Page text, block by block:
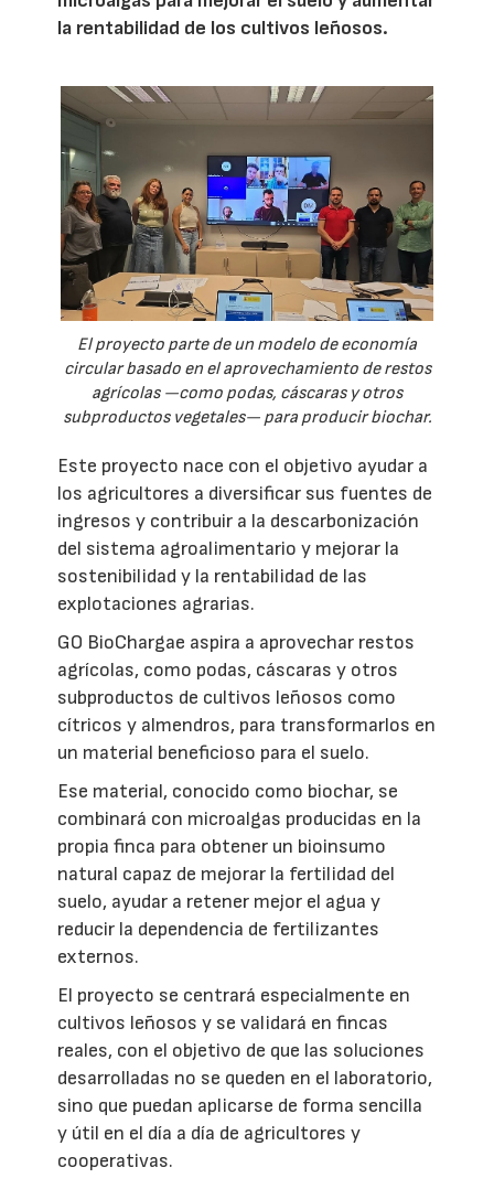
la rentabilidad de los cultivos leñosos.
El proyecto parte de un modelo de economía
circular basado en el aprovechamiento de restos
agrícolas —como podas, cáscaras y otros
subproductos vegetales— para producir biochar.
Este proyecto nace con el objetivo ayudar a
los agricultores a diversificar sus fuentes de
ingresos y contribuir a la descarbonización
del sistema agroalimentario y mejorar la
sostenibilidad y la rentabilidad de las
explotaciones agrarias.
GO BioChargae aspira a aprovechar restos
agrícolas, como podas, cáscaras y otros
subproductos de cultivos leñosos como
cítricos y almendros, para transformarlos en
un material beneficioso para el suelo.
Ese material, conocido como biochar, se
combinará con microalgas producidas en la
propia finca para obtener un bioinsumo
natural capaz de mejorar la fertilidad del
suelo, ayudar a retener mejor el agua y
reducir la dependencia de fertilizantes
externos.
El proyecto se centrará especialmente en
cultivos leñosos y se validará en fincas
reales, con el objetivo de que las soluciones
desarrolladas no se queden en el laboratorio,
sino que puedan aplicarse de forma sencilla
y útil en el día a día de agricultores y
cooperativas.